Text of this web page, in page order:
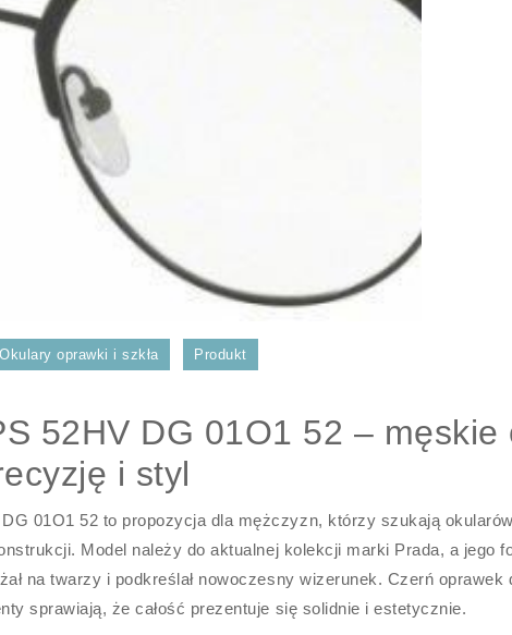
Okulary oprawki i szkła Produkt
52HV DG 01O1 52 –
i styl
01O1 52 to propozycja dla mężczyzn, którzy szukają
Model należy do aktualnej kolekcji marki Prada, a jego
na twarzy i podkreślał nowoczesny wizerunek. Czerń oprawek
sprawiają, że całość prezentuje się solidnie i estetycznie.